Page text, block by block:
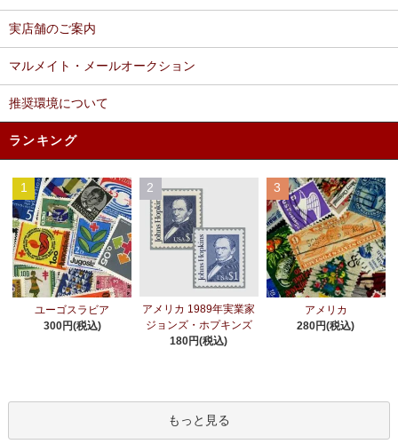
実店舗のご案内
マルメイト・メールオークション
推奨環境について
ランキング
1
ユーゴスラビア
300円(税込)
2
アメリカ 1989年実業家
ジョンズ・ホプキンズ
180円(税込)
3
アメリカ
280円(税込)
もっと見る